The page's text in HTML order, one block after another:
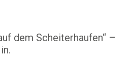
dem Scheiterhaufen“ –